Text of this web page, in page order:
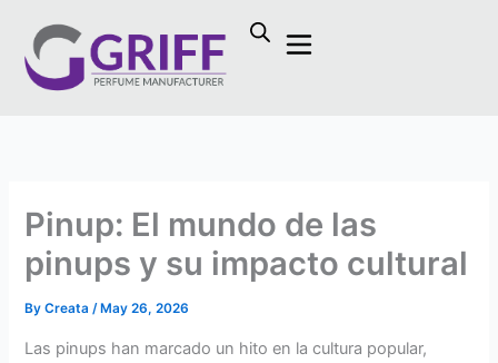
content
Pinup: El mundo de las
pinups y su impacto cultural
ByCreata/ May 26, 2026
Las pinups han marcado un hito en la cultura popular,